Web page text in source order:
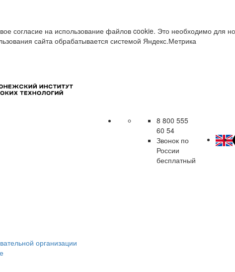
согласие на использование файлов cookie. Это необходимо для
сайта обрабатывается системой Яндекс.Метрика
8 800 555
60 54
Звонок по
России
бесплатный
организации